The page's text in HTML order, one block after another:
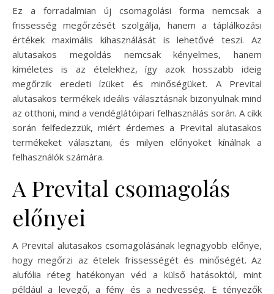
Ez a forradalmian új csomagolási forma nemcsak a
frissesség megőrzését szolgálja, hanem a táplálkozási
értékek maximális kihasználását is lehetővé teszi. Az
alutasakos megoldás nemcsak kényelmes, hanem
kíméletes is az ételekhez, így azok hosszabb ideig
megőrzik eredeti ízüket és minőségüket. A Prevital
alutasakos termékek ideális választásnak bizonyulnak mind
az otthoni, mind a vendéglátóipari felhasználás során. A cikk
során felfedezzük, miért érdemes a Prevital alutasakos
termékeket választani, és milyen előnyöket kínálnak a
felhasználók számára.
A Prevital csomagolás
előnyei
A Prevital alutasakos csomagolásának legnagyobb előnye,
hogy megőrzi az ételek frissességét és minőségét. Az
alufólia réteg hatékonyan véd a külső hatásoktól, mint
például a levegő, a fény és a nedvesség. E tényezők